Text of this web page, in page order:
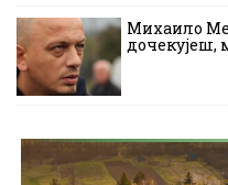
Михаило
дочекујеш,